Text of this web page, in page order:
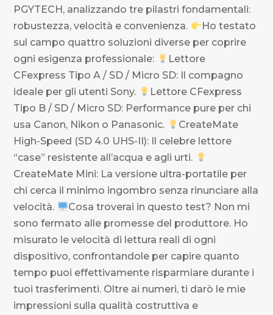
PGYTECH, analizzando tre pilastri fondamentali:
robustezza, velocità e convenienza.
Ho testato
sul campo quattro soluzioni diverse per coprire
ogni esigenza professionale:
Lettore
CFexpress Tipo A / SD / Micro SD: Il compagno
ideale per gli utenti Sony.
Lettore CFexpress
Tipo B / SD / Micro SD: Performance pure per chi
usa Canon, Nikon o Panasonic.
CreateMate
High-Speed (SD 4.0 UHS-II): Il celebre lettore
“case” resistente all’acqua e agli urti.
CreateMate Mini: La versione ultra-portatile per
chi cerca il minimo ingombro senza rinunciare alla
velocità.
Cosa troverai in questo test? Non mi
sono fermato alle promesse del produttore. Ho
misurato le velocità di lettura reali di ogni
dispositivo, confrontandole per capire quanto
tempo puoi effettivamente risparmiare durante i
tuoi trasferimenti. Oltre ai numeri, ti darò le mie
impressioni sulla qualità costruttiva e